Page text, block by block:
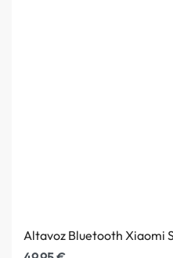
Altavoz Bluetooth Xiaomi